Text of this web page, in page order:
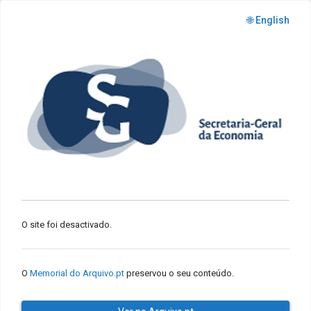
🌐 English
O site foi desactivado.
O Memorial do Arquivo.pt preservou o seu conteúdo.